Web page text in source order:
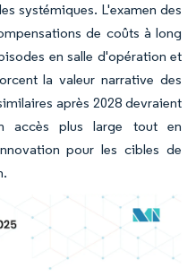
systémiques. L'examen des
de coûts à long
en salle d'opération et
la valeur narrative des
après 2028 devraient
accès plus large tout en
pour les cibles de